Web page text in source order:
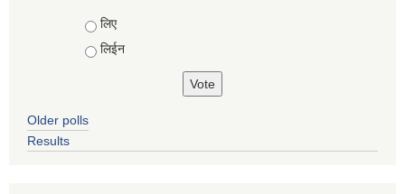
Choices
लिए
लिईन
Older polls
Results